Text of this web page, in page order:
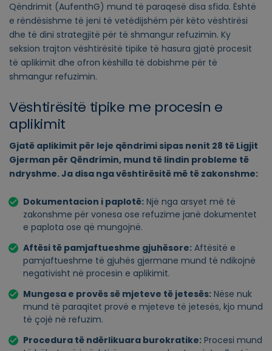
Qëndrimit (AufenthG) mund të paraqesë disa sfida. Është
e rëndësishme të jeni të vetëdijshëm për këto vështirësi
dhe të dini strategjitë për të shmangur refuzimin. Ky
seksion trajton vështirësitë tipike të hasura gjatë procesit
të aplikimit dhe ofron këshilla të dobishme për të
shmangur refuzimin.
Vështirësitë tipike me procesin e
aplikimit
Gjatë aplikimit për leje qëndrimi sipas nenit 28 të Ligjit
Gjerman për Qëndrimin, mund të lindin probleme të
ndryshme. Ja disa nga vështirësitë më të zakonshme:
Dokumentacion i paplotë: Një nga arsyet më të
zakonshme për vonesa ose refuzime janë dokumentet
e paplota ose që mungojnë.
Aftësi të pamjaftueshme gjuhësore: Aftësitë e
pamjaftueshme të gjuhës gjermane mund të ndikojnë
negativisht në procesin e aplikimit.
Mungesa e provës së mjeteve të jetesës: Nëse nuk
mund të paraqitet provë e mjeteve të jetesës, kjo mund
të çojë në refuzim.
Procedura të ndërlikuara burokratike: Procesi mund